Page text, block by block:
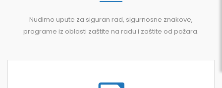
Nudimo upute za siguran rad, sigurnosne znakove,
programe iz oblasti zaštite na radu i zaštite od požara.